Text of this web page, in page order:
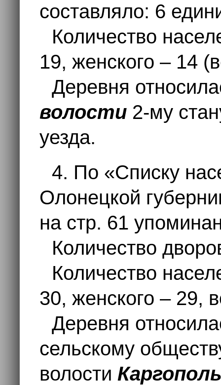
составляло: 6
Количество
19, женского – 14
Деревня
волости 2-му
уезда.
4. По «Списку
Олонецкой
на стр. 61
Количество
Количество
30, женского – 29,
Деревня
сельскому
волости